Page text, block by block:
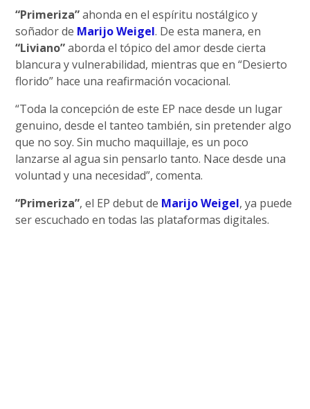
“Primeriza”ahonda en el espíritu nostálgico y
soñador de Marijo Weigel. De esta manera, en
“Liviano”aborda el tópico del amor desde cierta
blancura y vulnerabilidad, mientras que en “Desierto
florido” hace una reafirmación vocacional.
“Toda la concepción de este EP nace desde un lugar
genuino, desde el tanteo también, sin pretender algo
que no soy. Sin mucho maquillaje, es un poco
lanzarse al agua sin pensarlo tanto. Nace desde una
voluntad y una necesidad”, comenta.
“Primeriza”, el EP debut de Marijo Weigel, ya puede
ser escuchado en todas las plataformas digitales.